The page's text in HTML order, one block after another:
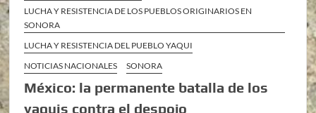
LUCHA Y RESISTENCIA DE LOS PUEBLOS ORIGINARIOS EN
SONORA
LUCHA Y RESISTENCIA DEL PUEBLO YAQUI
NOTICIAS NACIONALES
SONORA
México: la permanente batalla de los
yaquis contra el despojo